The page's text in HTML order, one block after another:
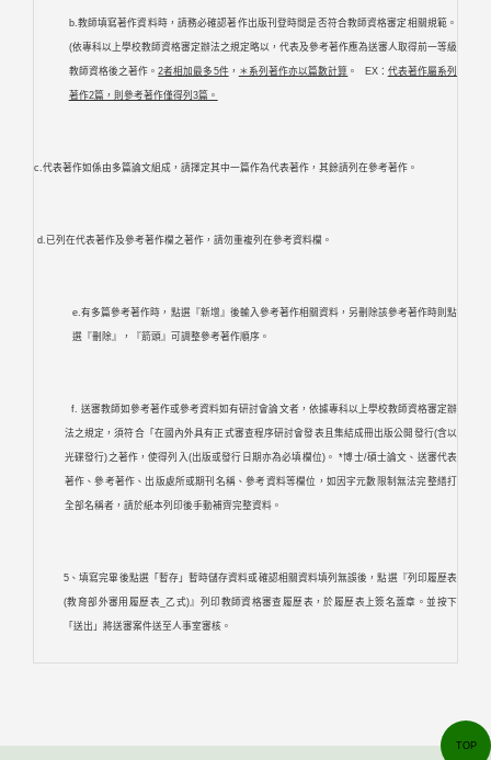
b.教師填寫著作資料時，請務必確認著作出版刊登時間是否符合教師資格審定相關規範。
(依專科以上學校教師資格審定辦法之規定略以，代表及參考著作應為送審人取得前一等級
教師資格後之著作。2者相加最多5件， ＊系列著作亦以篇數計算 。 EX： 代表著作屬系列
著作2篇，則參考著作僅得列3篇。
c.代表著作如係由多篇論文組成，請擇定其中一篇作為代表著作，其餘請列在參考著作。
d.已列在代表著作及參考著作欄之著作，請勿重複列在參考資料欄。
e.有多篇參考著作時，點選『新增』後輸入參考著作相關資料，另刪除該參考著作時則點
選『刪除』，『箭頭』可調整參考著作順序。
f. 送審教師如參考著作或參考資料如有研討會論文者，依據專科以上學校教師資格審定辦
法之規定，須符合「在國內外具有正式審查程序研討會發表且集結成冊出版公開發行(含以
光碟發行)之著作，使得列入(出版或發行日期亦為必填欄位)。 *博士/碩士論文、送審代表
著作、參考著作、出版處所或期刊名稱、參考資料等欄位，如因字元數限制無法完整繕打
全部名稱者，請於紙本列印後手動補齊完整資料。
5、填寫完畢後點選「暫存」暫時儲存資料或確認相關資料填列無誤後，點選『列印履歷表
(教育部外審用履歷表_乙式)』列印教師資格審查履歷表，於履歷表上簽名蓋章。並按下
「送出」將送審案件送至人事室審核。
TOP